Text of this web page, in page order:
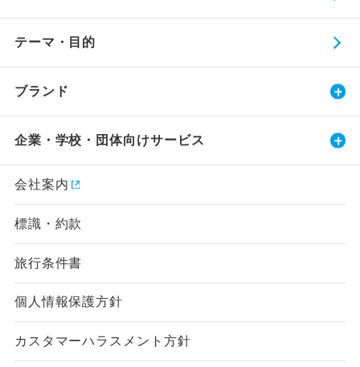
テーマ・目的
ブランド
企業・学校・団体向けサービス
会社案内
標識・約款
旅行条件書
個人情報保護方針
カスタマーハラスメント方針